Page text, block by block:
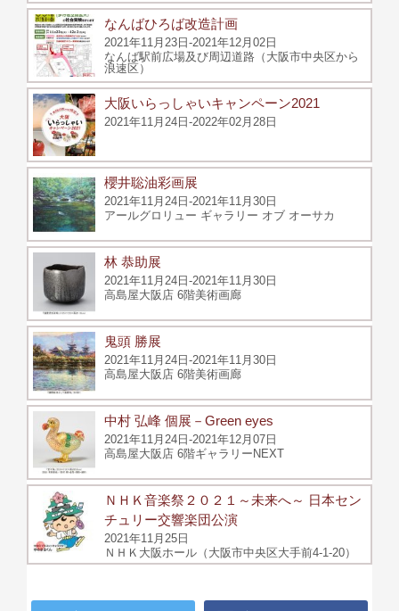
なんばひろば改造計画
2021年11月23日-2021年12月02日
なんば駅前広場及び周辺道路（大阪市中央区から
浪速区）
大阪いらっしゃいキャンペーン2021
2021年11月24日-2022年02月28日
櫻井聡油彩画展
2021年11月24日-2021年11月30日
アールグロリュー ギャラリー オブ オーサカ
林 恭助展
2021年11月24日-2021年11月30日
高島屋大阪店 6階美術画廊
鬼頭 勝展
2021年11月24日-2021年11月30日
高島屋大阪店 6階美術画廊
中村 弘峰 個展－Green eyes
2021年11月24日-2021年12月07日
高島屋大阪店 6階ギャラリーNEXT
ＮＨＫ音楽祭２０２１～未来へ～ 日本セン
チュリー交響楽団公演
2021年11月25日
ＮＨＫ大阪ホール（大阪市中央区大手前4-1-20）